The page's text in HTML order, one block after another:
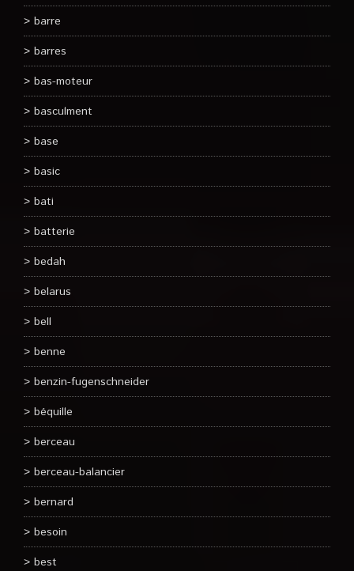
barre
barres
bas-moteur
basculment
base
basic
bati
batterie
bedah
belarus
bell
benne
benzin-fugenschneider
béquille
berceau
berceau-balancier
bernard
besoin
best